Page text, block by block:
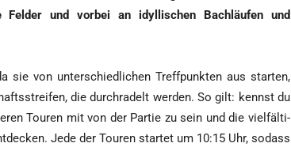
und vor­bei an idyl­li­schen Bach­läu­fen und
sie von unter­schied­li­chen Treff­punk­ten aus star­ten,
die durch­r­a­delt wer­den. So gilt: kennst du
Tou­ren mit von der Par­tie zu sein und die viel­fäl­ti­
Jede der Tou­ren star­tet um 10:15 Uhr, sodass